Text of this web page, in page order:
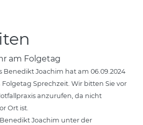
am Folgetag
Benedikt Joachim hat am 06.09.2024
Folgetag Sprechzeit. Wir bitten Sie vor
anzurufen, da nicht
Ort ist.
Joachim unter der